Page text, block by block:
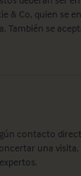
& Co, quien se
También se
contacto
una